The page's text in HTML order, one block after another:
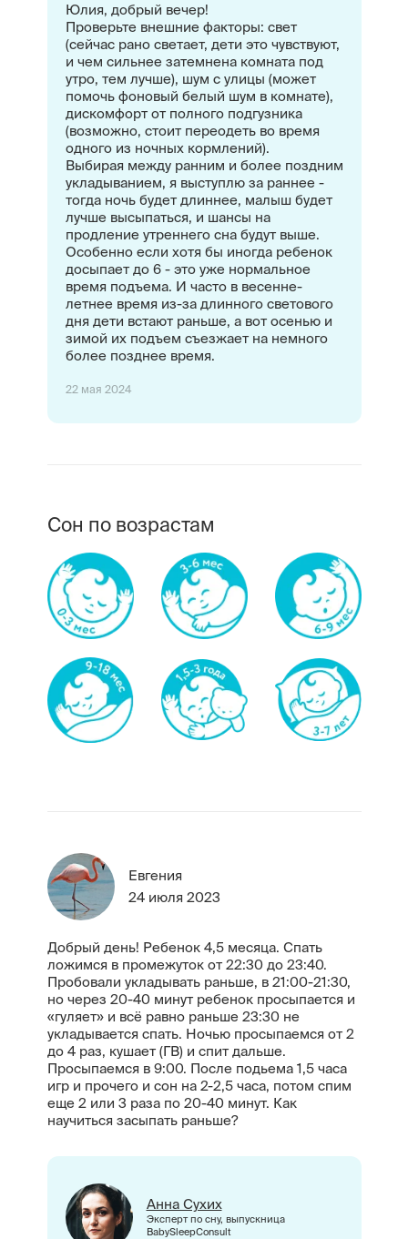
Юлия, добрый вечер!
Проверьте внешние факторы: свет
(сейчас рано светает, дети это чувствуют,
и чем сильнее затемнена комната под
утро, тем лучше), шум с улицы (может
помочь фоновый белый шум в комнате),
дискомфорт от полного подгузника
(возможно, стоит переодеть во время
одного из ночных кормлений).
Выбирая между ранним и более поздним
укладыванием, я выступлю за раннее -
тогда ночь будет длиннее, малыш будет
лучше высыпаться, и шансы на
продление утреннего сна будут выше.
Особенно если хотя бы иногда ребенок
досыпает до 6 - это уже нормальное
время подъема. И часто в весенне-
летнее время из-за длинного светового
дня дети встают раньше, а вот осенью и
зимой их подъем съезжает на немного
более позднее время.
22 мая 2024
Сон по возрастам
Евгения
24 июля 2023
Добрый день! Ребенок 4,5 месяца. Спать
ложимся в промежуток от 22:30 до 23:40.
Пробовали укладывать раньше, в 21:00-21:30,
но через 20-40 минут ребенок просыпается и
«гуляет» и всё равно раньше 23:30 не
укладывается спать. Ночью просыпаемся от 2
до 4 раз, кушает (ГВ) и спит дальше.
Просыпаемся в 9:00. После подьема 1,5 часа
игр и прочего и сон на 2-2,5 часа, потом спим
еще 2 или 3 раза по 20-40 минут. Как
научиться засыпать раньше?
Анна Сухих
Эксперт по сну, выпускница
BabySleepConsult